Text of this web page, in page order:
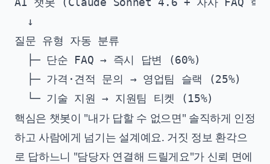
  ↓
질문 유형 자동 분류
  ├─ 단순 FAQ → 즉시 답변 (60%)
  ├─ 가격·견적 문의 → 영업팀 슬랙 (25%)
핵심은 챗봇이 "내가 답할 수 없으면" 솔직하게 인정
하고 사람에게 넘기는 설계예요. 거짓 정보 환각으
로 답하느니 "담당자 연결해 드릴게요"가 신뢰 면에